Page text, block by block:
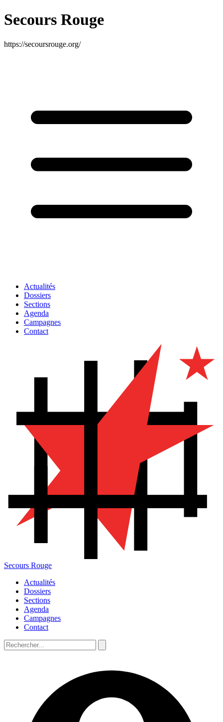
Secours Rouge
https://secoursrouge.org/
Actualités
Dossiers
Sections
Agenda
Campagnes
Contact
Secours Rouge
Actualités
Dossiers
Sections
Agenda
Campagnes
Contact